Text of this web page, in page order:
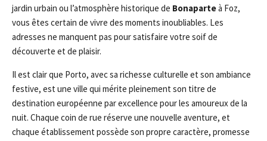
jardin urbain ou l’atmosphère historique de Bonaparteà Foz,
vous êtes certain de vivre des moments inoubliables. Les
adresses ne manquent pas pour satisfaire votre soif de
découverte et de plaisir.
Il est clair que Porto, avec sa richesse culturelle et son ambiance
festive, est une ville qui mérite pleinement son titre de
destination européenne par excellence pour les amoureux de la
nuit. Chaque coin de rue réserve une nouvelle aventure, et
chaque établissement possède son propre caractère, promesse